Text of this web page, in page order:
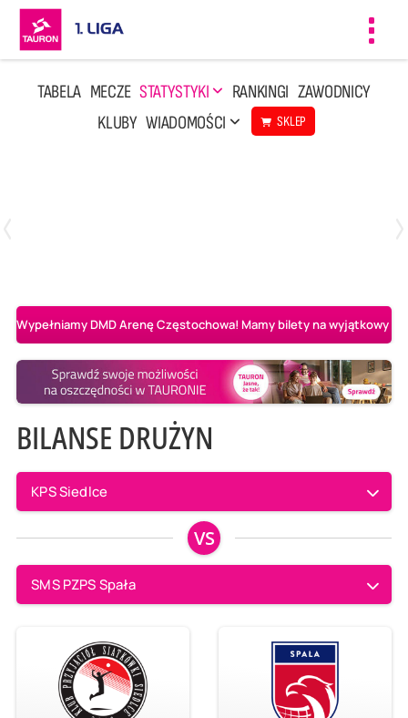
TABELA MECZE STATYSTYKI RANKINGI ZAWODNICY
KLUBY WIADOMOŚCI SKLEP
Wypełniamy DMD Arenę Częstochowa! Mamy bilety na wyjątkowy
BILANSE DRUŻYN
KPS Siedlce
VS
SMS PZPS Spała